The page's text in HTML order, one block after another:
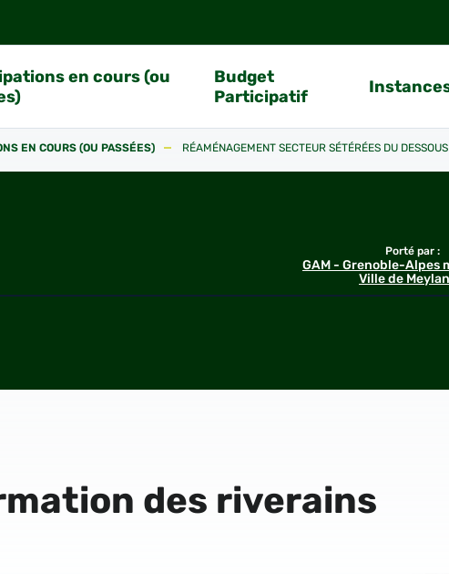
en cours (ou
Budget
Participatif
EN COURS (OU PASSÉES) RÉAMÉNAGEMENT SECTEUR SÉTÉRÉES DU DESSOUS
Porté par :
GAM - Grenoble-Alpes
Ville de Meylan
des riverains